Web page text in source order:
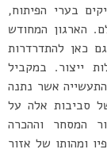
בערי הפיתוח,
הארגון המחודש
כאן להתדרדרות
ייצור. במקביל
אשר נתנה
סביבות אלה על
המסחר וההכרה
ומהותו של אזור